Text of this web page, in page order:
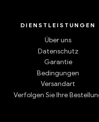
DIENSTLEISTUNGEN
Über uns
Datenschutz
Garantie
Bedingungen
Versandart
Verfolgen Sie Ihre